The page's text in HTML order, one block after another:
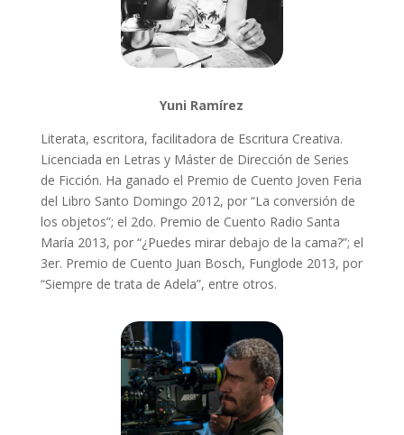
Yuni Ramírez
Literata, escritora, facilitadora de Escritura Creativa.
Licenciada en Letras y Máster de Dirección de Series
de Ficción. Ha ganado el Premio de Cuento Joven Feria
del Libro Santo Domingo 2012, por “La conversión de
los objetos”; el 2do. Premio de Cuento Radio Santa
María 2013, por “¿Puedes mirar debajo de la cama?”; el
3er. Premio de Cuento Juan Bosch, Funglode 2013, por
“Siempre de trata de Adela”, entre otros.